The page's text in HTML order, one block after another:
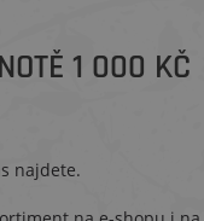
1 000 KČ
najdete.